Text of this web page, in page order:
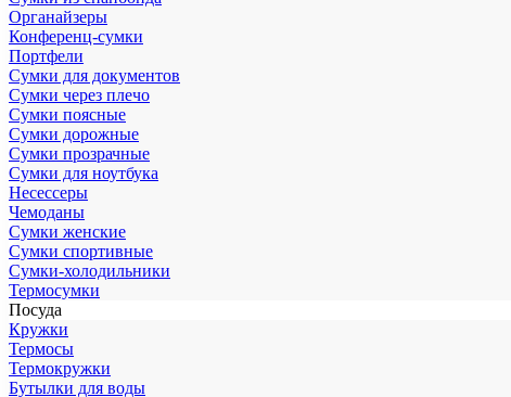
Органайзеры
Конференц-сумки
Портфели
Сумки для документов
Сумки через плечо
Сумки поясные
Сумки дорожные
Сумки прозрачные
Сумки для ноутбука
Несессеры
Чемоданы
Сумки женские
Сумки спортивные
Сумки-холодильники
Термосумки
Посуда
Кружки
Термосы
Термокружки
Бутылки для воды